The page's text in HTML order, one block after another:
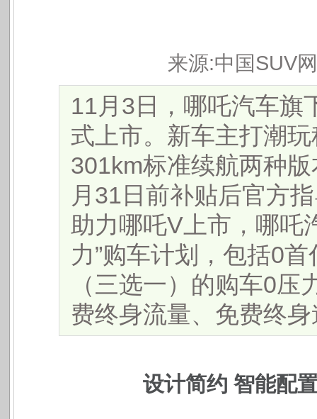
来源:中国SUV网
11月3日，哪吒汽车
式上市。新车主打潮
301km标准续航两种
月31日前补贴后官方
助力哪吒V上市，哪吒
力”购车计划，包括0
（三选一）的购车0
费终身流量、免费终
设计简约 智能配